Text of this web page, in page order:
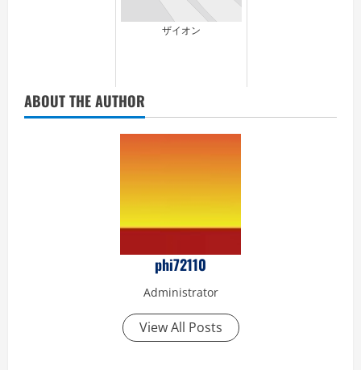
ザイオン
ABOUT THE AUTHOR
phi72110
Administrator
View All Posts